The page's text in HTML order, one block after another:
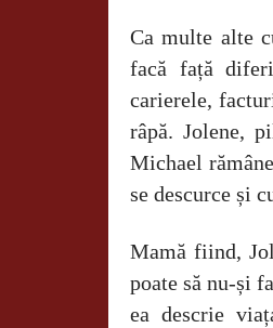
Ca multe alte
facă față
carierele,
râpă. Jolene,
Michael
se descurce și
Mamă fiind,
poate să nu-și
ea descrie